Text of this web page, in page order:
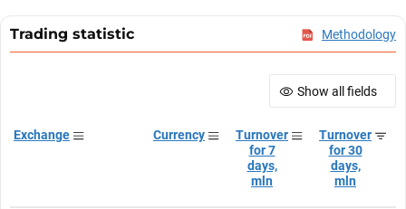
Trading statistic Methodology
Show all fields
Exchange Currency
Turnover
for 7
days,
mln
Turnover
for 30
days,
mln